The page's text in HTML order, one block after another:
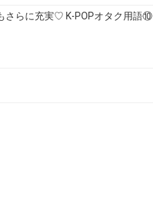
さらに充実♡ K-POPオタク用語⑩